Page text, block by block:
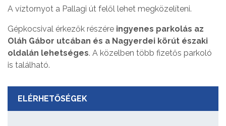
A víztornyot a Pallagi út felől lehet megközelíteni.
Gépkocsival érkezők részére ingyenes parkolás az
Oláh Gábor utcában és a Nagyerdei körút északi
oldalán lehetséges. A közelben több fizetős parkoló
is található.
ELÉRHETŐSÉGEK